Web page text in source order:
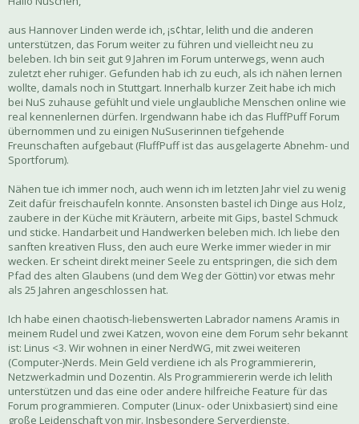
aus Hannover Linden werde ich, ¡s¢htar, lelith und die anderen
unterstützen, das Forum weiter zu führen und vielleicht neu zu
beleben. Ich bin seit gut 9 Jahren im Forum unterwegs, wenn auch
zuletzt eher ruhiger. Gefunden hab ich zu euch, als ich nähen lernen
wollte, damals noch in Stuttgart. Innerhalb kurzer Zeit habe ich mich
bei NuS zuhause gefühlt und viele unglaubliche Menschen online wie
real kennenlernen dürfen. Irgendwann habe ich das FluffPuff Forum
übernommen und zu einigen NuSuserinnen tiefgehende
Freunschaften aufgebaut (FluffPuff ist das ausgelagerte Abnehm- und
Sportforum).
Nähen tue ich immer noch, auch wenn ich im letzten Jahr viel zu wenig
Zeit dafür freischaufeln konnte. Ansonsten bastel ich Dinge aus Holz,
zaubere in der Küche mit Kräutern, arbeite mit Gips, bastel Schmuck
und sticke. Handarbeit und Handwerken beleben mich. Ich liebe den
sanften kreativen Fluss, den auch eure Werke immer wieder in mir
wecken. Er scheint direkt meiner Seele zu entspringen, die sich dem
Pfad des alten Glaubens (und dem Weg der Göttin) vor etwas mehr
als 25 Jahren angeschlossen hat.
Ich habe einen chaotisch-liebenswerten Labrador namens Aramis in
meinem Rudel und zwei Katzen, wovon eine dem Forum sehr bekannt
ist: Linus <3. Wir wohnen in einer NerdWG, mit zwei weiteren
(Computer-)Nerds. Mein Geld verdiene ich als Programmiererin,
Netzwerkadmin und Dozentin. Als Programmiererin werde ich lelith
unterstützen und das eine oder andere hilfreiche Feature für das
Forum programmieren. Computer (Linux- oder Unixbasiert) sind eine
große Leidenschaft von mir. Insbesondere Serverdienste,